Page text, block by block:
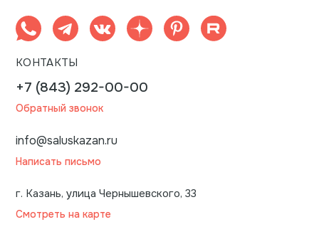
КОНТАКТЫ
+7 (843) 292-00-00
Обратный звонок
info@saluskazan.ru
Написать письмо
г. Казань, улица Чернышевского, 33
Смотреть на карте